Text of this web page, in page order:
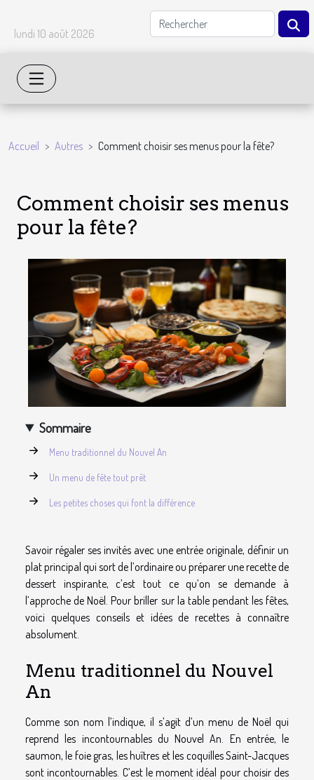
lundi 10 août 2026
Accueil Autres Comment choisir ses menus pour la fête?
Comment choisir ses menus
pour la fête?
Sommaire
Menu traditionnel du Nouvel An
Un menu de fête tout prêt
Les petites choses qui font la différence
Savoir régaler ses invités avec une entrée originale, définir un
plat principal qui sort de l’ordinaire ou préparer une recette de
dessert inspirante, c’est tout ce qu’on se demande à
l’approche de Noël. Pour briller sur la table pendant les fêtes,
voici quelques conseils et idées de recettes à connaître
absolument.
Menu traditionnel du Nouvel
An
Comme son nom l’indique, il s’agit d’un menu de Noël qui
reprend les incontournables du Nouvel An. En entrée, le
saumon, le foie gras, les huîtres et les coquilles Saint-Jacques
sont incontournables. C’est le moment idéal pour choisir des